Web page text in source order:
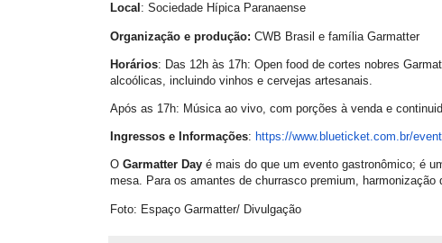
Local : Sociedade Hípica Paranaense
Organização e produção: CWB Brasil e família Garmatter
Horários: Das 12h às 17h: Open food de cortes nobres
alcoólicas, incluindo vinhos e cervejas artesanais.
Após as 17h: Música ao vivo, com porções à venda e
Ingressos e Informações: https://www.blueticket.com.br/
O Garmatter Dayé mais do que um evento gastronômico; é
mesa. Para os amantes de churrasco premium,
Foto: Espaço Garmatter/ Divulgação